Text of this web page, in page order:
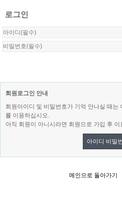
로그인
회원로그인 안내
회원아이디 및 비밀번호가 기억 안나실 때는
를 이용하십시오.
아직 회원이 아니시라면 회원으로 가입 후 이
아이디 비밀
메인으로 돌아가기